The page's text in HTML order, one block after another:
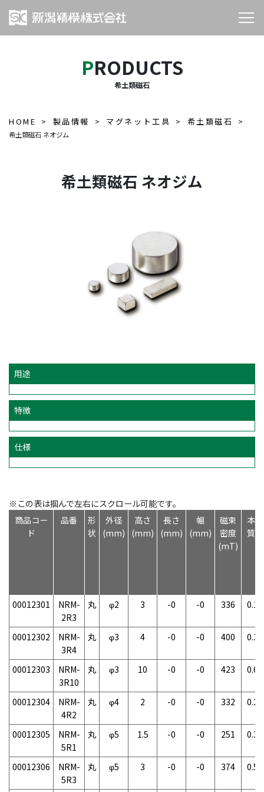
PRODUCTS
希土類磁石
HOME 製品情報 マグネット工具 希土類磁石
希土類磁石 ネオジム
希土類磁石 ネオジム
用途
特徴
仕様
※この表は掴んで左右にスクロール可能です。
商品コー
ド
品番
形
状
外径
(mm)
高さ
(mm)
長さ
(mm)
幅
(mm)
磁束
密度
(mT)
本体
質量
00012301
NRM-
2R3
丸 φ2 3 -0 -0 336 0.1g
00012302
NRM-
3R4
丸 φ3 4 -0 -0 400 0.3g
00012303
NRM-
3R10
丸 φ3 10 -0 -0 423 0.6g
00012304
NRM-
4R2
丸 φ4 2 -0 -0 332 0.2g
00012305
NRM-
5R1
丸 φ5 1.5 -0 -0 251 0.3g
00012306
NRM-
5R3
丸 φ5 3 -0 -0 374 0.5g